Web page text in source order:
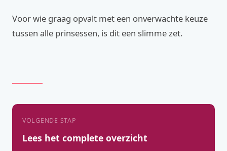
Voor wie graag opvalt met een onverwachte keuze
tussen alle prinsessen, is dit een slimme zet.
VOLGENDE STAP
Lees het complete overzicht